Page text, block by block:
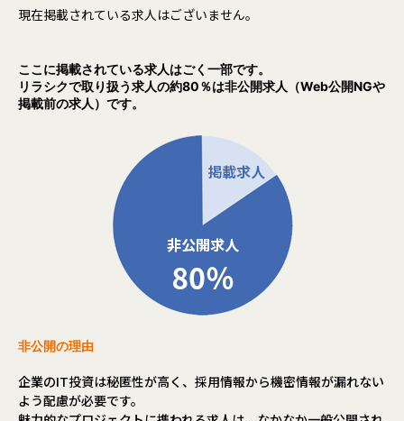
現在掲載されている求人はございません。
ここに掲載されている求人はごく一部です。
リラシクで取り扱う求人の約80％は非公開求人（Web公開NGや
掲載前の求人）です。
非公開の理由
企業のIT投資は秘匿性が高く、採用情報から機密情報が漏れない
よう配慮が必要です。